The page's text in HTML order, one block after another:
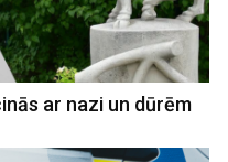
ar nazi un dūrēm